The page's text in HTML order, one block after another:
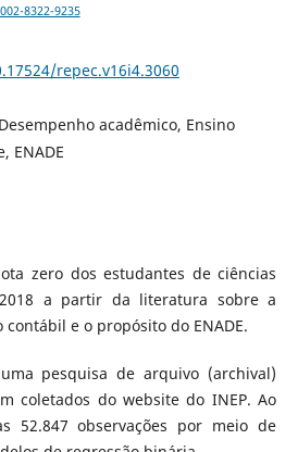
8322-9235
repec.v16i4.3060
acadêmico, Ensino
ENADE
zero dos estudantes de ciências
2018 a partir da literatura sobre a
e o propósito do ENADE.
pesquisa de arquivo (archival)
coletados do website do INEP. Ao
52.847 observações por meio de